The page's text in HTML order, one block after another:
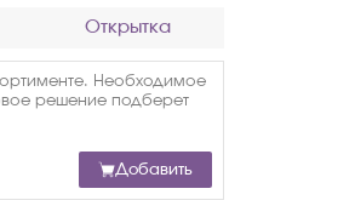
Открытка
Необходимое
решение подберет
Добавить